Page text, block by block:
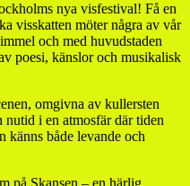
nya visfestival! Få en
visskatten möter några av vår
och med huvudstaden
poesi, känslor och musikalisk
omgivna av kullersten
i en atmosfär där tiden
känns både levande och